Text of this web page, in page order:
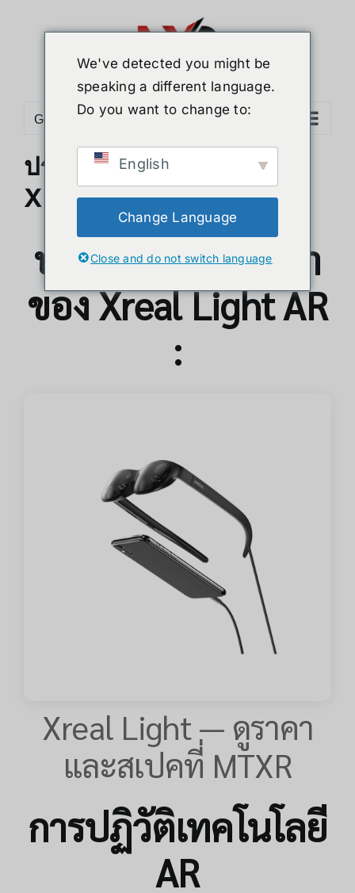
Go to...
ประวัติความเป็นมาของ
Xreal Light
ประวัติความเป็นมา
ของ Xreal Light AR
:
Xreal Light — ดูราคา
และสเปคที่ MTXR
การปฏิวัติเทคโนโลยี
AR
We've detected you might be
speaking a different language.
Do you want to change to:
English
Change Language
Close and do not switch language